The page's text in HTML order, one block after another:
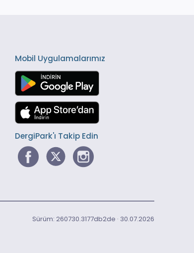
Mobil Uygulamalarımız
DergiPark'ı Takip Edin
Sürüm: 260730.3177db2de · 30.07.2026